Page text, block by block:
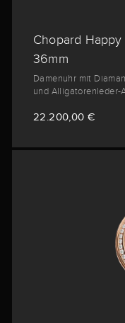
Chopard
36mm
Damenuhr mit
und Alligatorenleder-
22.200,00 €